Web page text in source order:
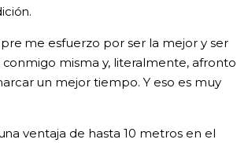
me esfuerzo por ser la mejor y ser
misma y, literalmente, afronto
un mejor tiempo. Y eso es muy
ventaja de hasta 10 metros en el